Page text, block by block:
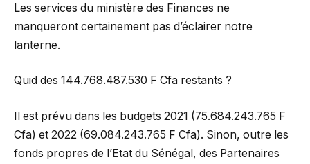
Les services du ministère des Finances ne
manqueront certainement pas d’éclairer notre
lanterne.
Quid des 144.768.487.530 F Cfa restants ?
Il est prévu dans les budgets 2021 (75.684.243.765 F
Cfa) et 2022 (69.084.243.765 F Cfa). Sinon, outre les
fonds propres de l’Etat du Sénégal, des Partenaires